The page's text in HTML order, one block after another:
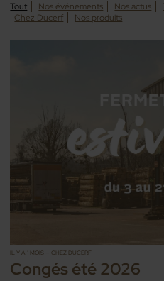
Tout Nos événements Nos actus
Chez Ducerf
Nos produits
IL Y A 1 MOIS — CHEZ DUCERF
Congés été 2026